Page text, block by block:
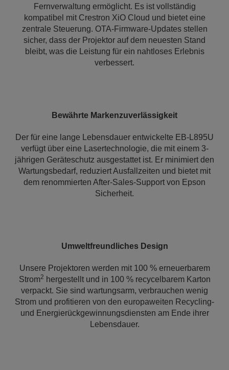
Fernverwaltung ermöglicht. Es ist vollständig
kompatibel mit Crestron XiO Cloud und bietet eine
zentrale Steuerung. OTA-Firmware-Updates stellen
sicher, dass der Projektor auf dem neuesten Stand
bleibt, was die Leistung für ein nahtloses Erlebnis
verbessert.
Bewährte Markenzuverlässigkeit
Der für eine lange Lebensdauer entwickelte EB-L895U
verfügt über eine Lasertechnologie, die mit einem 3-
jährigen Geräteschutz ausgestattet ist. Er minimiert den
Wartungsbedarf, reduziert Ausfallzeiten und bietet mit
dem renommierten After-Sales-Support von Epson
Sicherheit.
Umweltfreundliches Design
Unsere Projektoren werden mit 100 % erneuerbarem
Strom2 hergestellt und in 100 % recycelbarem Karton
verpackt. Sie sind wartungsarm, verbrauchen wenig
Strom und profitieren von den europaweiten Recycling-
und Energierückgewinnungsdiensten am Ende ihrer
Lebensdauer.